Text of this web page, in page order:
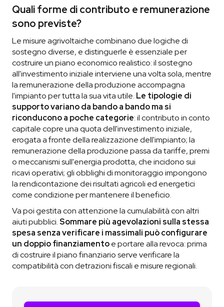
Quali forme di contributo e remunerazione
sono previste?
Le misure agrivoltaiche combinano due logiche di
sostegno diverse, e distinguerle è essenziale per
costruire un piano economico realistico: il sostegno
all'investimento iniziale interviene una volta sola, mentre
la remunerazione della produzione accompagna
l'impianto per tutta la sua vita utile. Le tipologie di
supporto variano da bando a bando ma si
riconducono a poche categorie: il contributo in conto
capitale copre una quota dell'investimento iniziale,
erogata a fronte della realizzazione dell'impianto; la
remunerazione della produzione passa da tariffe, premi
o meccanismi sull'energia prodotta, che incidono sui
ricavi operativi; gli obblighi di monitoraggio impongono
la rendicontazione dei risultati agricoli ed energetici
come condizione per mantenere il beneficio.
Va poi gestita con attenzione la cumulabilità con altri
aiuti pubblici.Sommare più agevolazioni sulla stessa
spesa senza verificare i massimali può configurare
un doppio finanziamentoe portare alla revoca: prima
di costruire il piano finanziario serve verificare la
compatibilità con detrazioni fiscali e misure regionali.